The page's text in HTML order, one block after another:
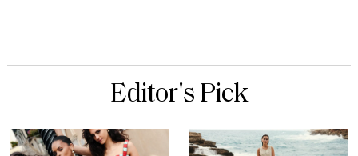
Editor's Pick